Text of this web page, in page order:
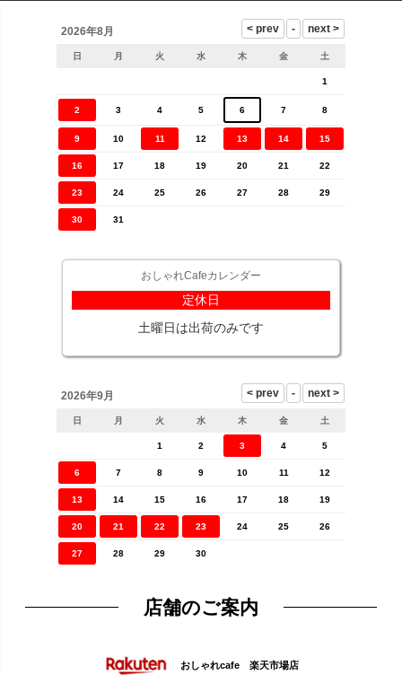
2026年8月
日 月 火 水 木 金 土
1
2 3 4 5 6 7 8
9 10 11 12 13 14 15
16 17 18 19 20 21 22
23 24 25 26 27 28 29
30 31
おしゃれCafeカレンダー
定休日
土曜日は出荷のみです
2026年9月
日 月 火 水 木 金 土
1 2 3 4 5
6 7 8 9 10 11 12
13 14 15 16 17 18 19
20 21 22 23 24 25 26
27 28 29 30
店舗のご案内
おしゃれcafe 楽天市場店